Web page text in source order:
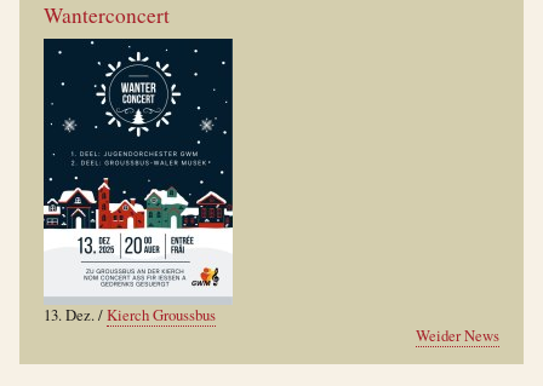
Wanterconcert
13. Dez./Kierch Groussbus
Weider News